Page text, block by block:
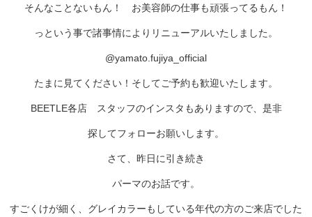
そんなことないもん！ お美容師の仕事も頑張ってるもん！
っという事で諸事情によりリニューアルいたしました。
@yamato.fujiya_official
たまに見てください！そしてご予約も歓迎いたします。
BEETLE各店 スタッフのインスタもありますので、是非
探してフォローお願いします。
さて、昨日に引き続き
パーマのお話です。
すごくけが細く、グレイカラーもしている年代の方のご来店でした